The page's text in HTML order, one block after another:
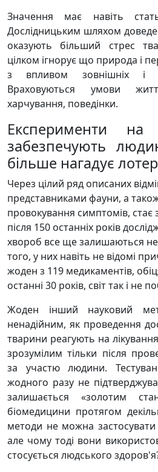
Значення має навіть
Дослідницьким шляхом
оказують більший стрес
цілком ігнорує що природа і
з впливом зовнішніх і
Враховуються умови
харчування, поведінки.
Експерименти
забезпечують
більше нагадує
Через цілий ряд описаних
представниками фауни, а
провокування симптомів, стає
після 150 останніх років
хвороб все ще залишаються
того, у них навіть не відомі
жоден з 119 медикаментів,
останні 30 років, світ так і не
Жоден інший науковий
ненадійним, як проведення
тварини реагують на
зрозумілим тільки після
за участю людини.
жодного разу не
залишається «золотим
біомедицини протягом
методи не можна застосувати
але чому тоді вони
стосується людського